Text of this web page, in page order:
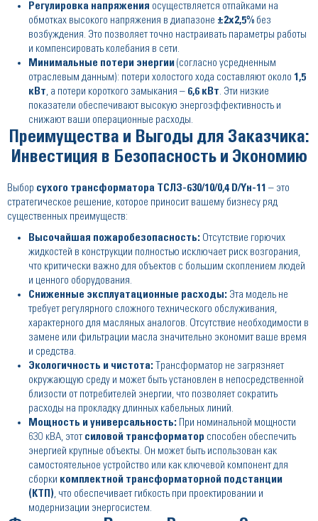
Регулировка напряжения осуществляется отпайками на
обмотках высокого напряжения в диапазоне ±2x2,5% без
возбуждения. Это позволяет точно настраивать параметры работы
и компенсировать колебания в сети.
Минимальные потери энергии (согласно усредненным
отраслевым данным): потери холостого хода составляют около 1,5
кВт, а потери короткого замыкания – 6,6 кВт. Эти низкие
показатели обеспечивают высокую энергоэффективность и
снижают ваши операционные расходы.
Преимущества и Выгоды для Заказчика:
Инвестиция в Безопасность и Экономию
Выбор сухого трансформатора ТСЛЗ-630/10/0,4 D/Yн-11 – это
стратегическое решение, которое приносит вашему бизнесу ряд
существенных преимуществ:
Высочайшая пожаробезопасность: Отсутствие горючих
жидкостей в конструкции полностью исключает риск возгорания,
что критически важно для объектов с большим скоплением людей
и ценного оборудования.
Сниженные эксплуатационные расходы: Эта модель не
требует регулярного сложного технического обслуживания,
характерного для масляных аналогов. Отсутствие необходимости в
замене или фильтрации масла значительно экономит ваше время
и средства.
Экологичность и чистота: Трансформатор не загрязняет
окружающую среду и может быть установлен в непосредственной
близости от потребителей энергии, что позволяет сократить
расходы на прокладку длинных кабельных линий.
Мощность и универсальность: При номинальной мощности
630 кВА, этот силовой трансформатор способен обеспечить
энергией крупные объекты. Он может быть использован как
самостоятельное устройство или как ключевой компонент для
сборки комплектной трансформаторной подстанции
(КТП), что обеспечивает гибкость при проектировании и
модернизации энергосистем.